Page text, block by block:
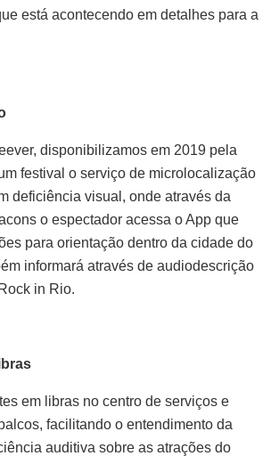
está acontecendo em detalhes para a
disponibilizamos em 2019 pela
festival o serviço de microlocalização
deficiência visual, onde através da
o espectador acessa o App que
para orientação dentro da cidade do
informará através de audiodescrição
in Rio.
em libras no centro de serviços e
facilitando o entendimento da
auditiva sobre as atrações do